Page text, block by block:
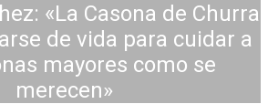
«La Casona de Churra
de vida para cuidar a
mayores como se
merecen»